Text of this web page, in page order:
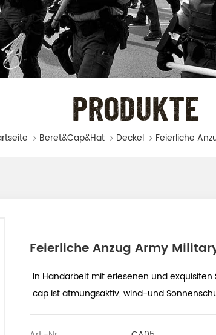
PRODUKTE
Beret&Cap&Hat Deckel Feierliche
Feierliche Anzug Army
In Handarbeit mit erlesenen und
cap ist atmungsaktiv, wind-und